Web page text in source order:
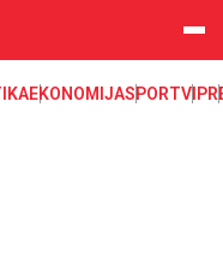
EKONOMIJASPORTVIP